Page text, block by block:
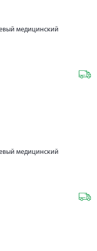
медицинский
медицинский